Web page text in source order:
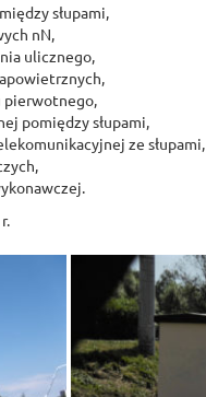
słupami,
nN,
ulicznego,
pierwotnego,
pomiędzy słupami,
ze słupami,